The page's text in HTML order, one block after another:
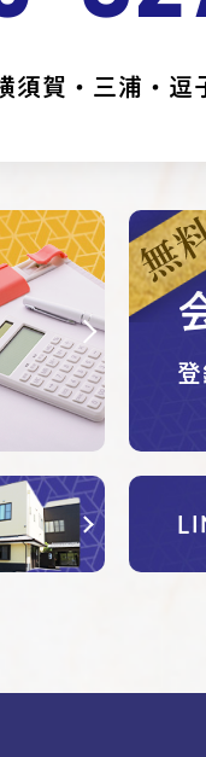
須賀・三浦・逗